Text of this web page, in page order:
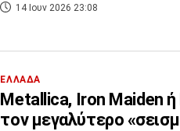
14 Ιουν 2026 23:08
ΕΛΛΑΔΑ
Metallica, Iron Maiden ή
τον μεγαλύτερο